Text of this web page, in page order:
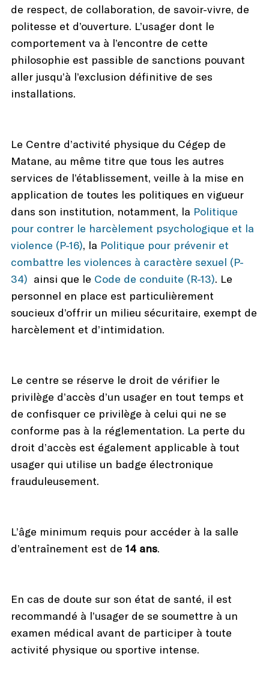
de respect, de collaboration, de savoir-vivre, de
politesse et d’ouverture. L’usager dont le
comportement va à l’encontre de cette
philosophie est passible de sanctions pouvant
aller jusqu’à l’exclusion définitive de ses
installations.
Le Centre d’activité physique du Cégep de
Matane, au même titre que tous les autres
services de l’établissement, veille à la mise en
application de toutes les politiques en vigueur
dans son institution, notamment, la Politique
pour contrer le harcèlement psychologique et la
violence (P-16), la Politique pour prévenir et
combattre les violences à caractère sexuel (P-
34) ainsi que le Code de conduite (R-13). Le
personnel en place est particulièrement
soucieux d’offrir un milieu sécuritaire, exempt de
harcèlement et d’intimidation.
Le centre se réserve le droit de vérifier le
privilège d’accès d’un usager en tout temps et
de confisquer ce privilège à celui qui ne se
conforme pas à la réglementation. La perte du
droit d’accès est également applicable à tout
usager qui utilise un badge électronique
frauduleusement.
L’âge minimum requis pour accéder à la salle
d’entraînement est de 14 ans.
En cas de doute sur son état de santé, il est
recommandé à l’usager de se soumettre à un
examen médical avant de participer à toute
activité physique ou sportive intense.